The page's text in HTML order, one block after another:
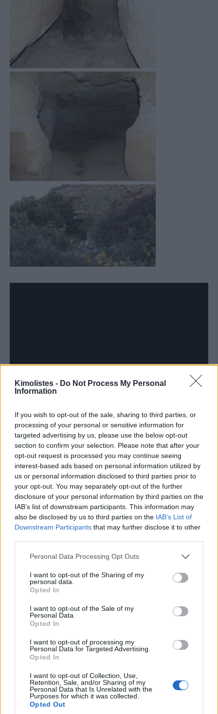
Kimolistes - Do Not Process My Personal
Information
If you wish to opt-out of the sale, sharing to third parties, or
processing of your personal or sensitive information for
targeted advertising by us, please use the below opt-out
section to confirm your selection. Please note that after your
opt-out request is processed you may continue seeing
interest-based ads based on personal information utilized by
us or personal information disclosed to third parties prior to
your opt-out. You may separately opt-out of the further
disclosure of your personal information by third parties on the
IAB’s list of downstream participants. This information may
also be disclosed by us to third parties on the IAB’s List of
Downstream Participants that may further disclose it to other
Please note that this website/app uses one or more Google
not limited to your visit or usage behaviour. You may click to
grant or deny consent to Google and its third-party tags to
use your data for below specified purposes in below Google
consent section.
Personal Data Processing Opt Outs
I want to opt-out of the Sharing of my
personal data.
Opted In
I want to opt-out of the Sale of my
Personal Data.
Opted In
I want to opt-out of processing my
Personal Data for Targeted Advertising.
Opted In
I want to opt-out of Collection, Use,
Retention, Sale, and/or Sharing of my
Personal Data that Is Unrelated with the
Purposes for which it was collected.
Opted Out
Προηγούμενο άρθρο
Προετοιμασία θερινού
Επόμενο άρθρο
Η διαδρομή απο το λιμάνι της
Kimolistes Team
ΠΑΡΟΜΟΙΑ ΑΡΘΡΑ